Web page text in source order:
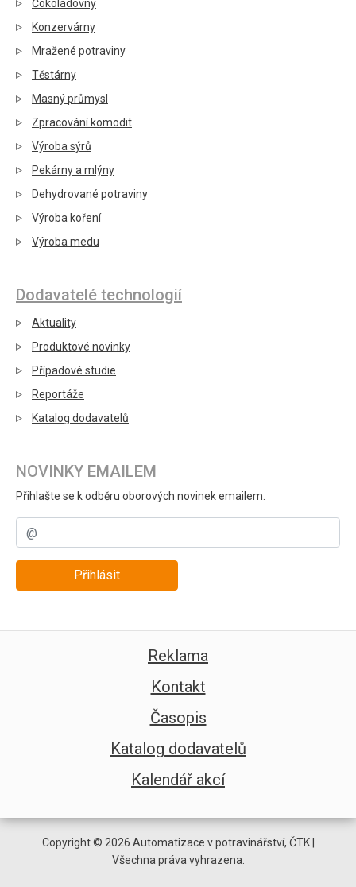
Čokoládovny
Konzervárny
Mražené potraviny
Těstárny
Masný průmysl
Zpracování komodit
Výroba sýrů
Pekárny a mlýny
Dehydrované potraviny
Výroba koření
Výroba medu
Dodavatelé technologií
Aktuality
Produktové novinky
Případové studie
Reportáže
Katalog dodavatelů
NOVINKY EMAILEM
Přihlašte se k odběru oborových novinek emailem.
Přihlásit
Reklama
Kontakt
Časopis
Katalog dodavatelů
Kalendář akcí
Copyright © 2026 Automatizace v potravinářství, ČTK |
Všechna práva vyhrazena.